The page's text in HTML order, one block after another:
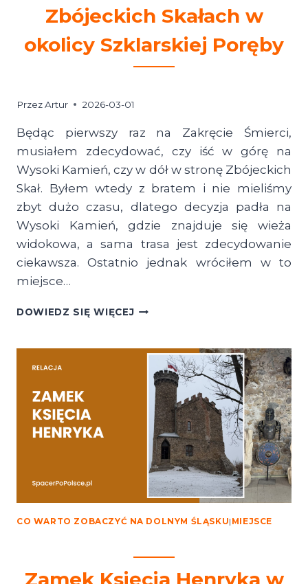
Zbójeckich Skałach w
okolicy Szklarskiej Poręby
PrzezArtur 2026-03-01
Będąc pierwszy raz na Zakręcie Śmierci,
musiałem zdecydować, czy iść w górę na
Wysoki Kamień, czy w dół w stronę Zbójeckich
Skał. Byłem wtedy z bratem i nie mieliśmy
zbyt dużo czasu, dlatego decyzja padła na
Wysoki Kamień, gdzie znajduje się wieża
widokowa, a sama trasa jest zdecydowanie
ciekawsza. Ostatnio jednak wróciłem w to
miejsce…
DOWIEDZ SIĘ WIĘCEJPLATFORMA
ZBÓJECKICH
SKAŁACH
OKOLICY
SZKLARSKIEJ
PORĘBY
CO WARTO ZOBACZYĆ NA DOLNYM ŚLĄSKU| MIEJSCE
Zamek Księcia Henryka w